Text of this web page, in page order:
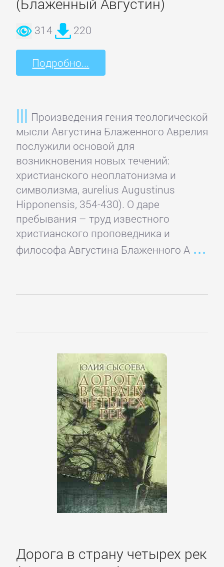
314 220
Подробно...
Произведения гения теологической
мысли Августина Блаженного Аврелия
послужили основой для
возникновения новых течений:
христианского неоплатонизма и
символизма, aurelius Augustinus
Hipponensis, 354-430). О даре
пребывания – труд известного
христианского проповедника и
философа Августина Блаженного А
Дорога в страну четырех рек
романы
Зарубежные
приключения
Современная
зарубежная
литература
ИСКУССТВО
Кинематограф,
театр
литература
Зарубежная
классика
Классическая
Литература
Литература
20